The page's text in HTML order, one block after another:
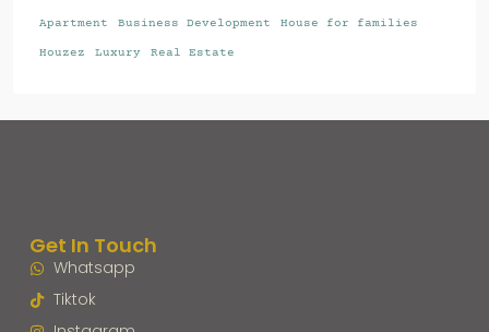
Apartment Business Development House for families
Houzez Luxury Real Estate
Get In Touch
Whatsapp
Tiktok